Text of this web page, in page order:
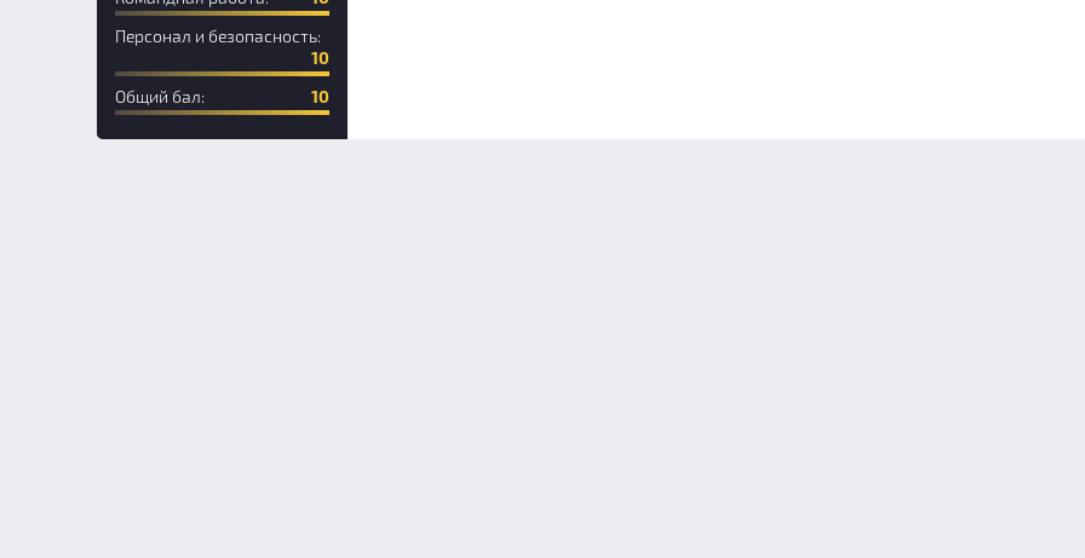
Персонал и безопасность:
10
Общий бал:
10